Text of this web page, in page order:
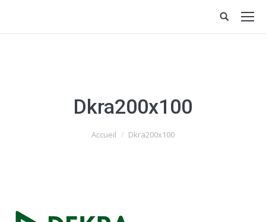
Dkra200x100
Accueil Dkra200x100